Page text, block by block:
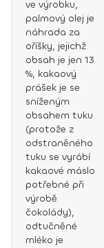
ve výrobku,
palmový olej je
náhrada za
oříšky, jejichž
obsah je jen 13
%, kakaový
prášek je se
sníženým
obsahem tuku
(protože z
odstraněného
tuku se vyrábí
kakaové máslo
potřebné při
výrobě
čokolády),
odtučněné
mléko je